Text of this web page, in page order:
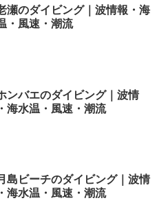
瀬のダイビング｜波情報・海
・風速・潮流
ンバエのダイビング｜波情
海水温・風速・潮流
島ビーチのダイビング｜波情
海水温・風速・潮流